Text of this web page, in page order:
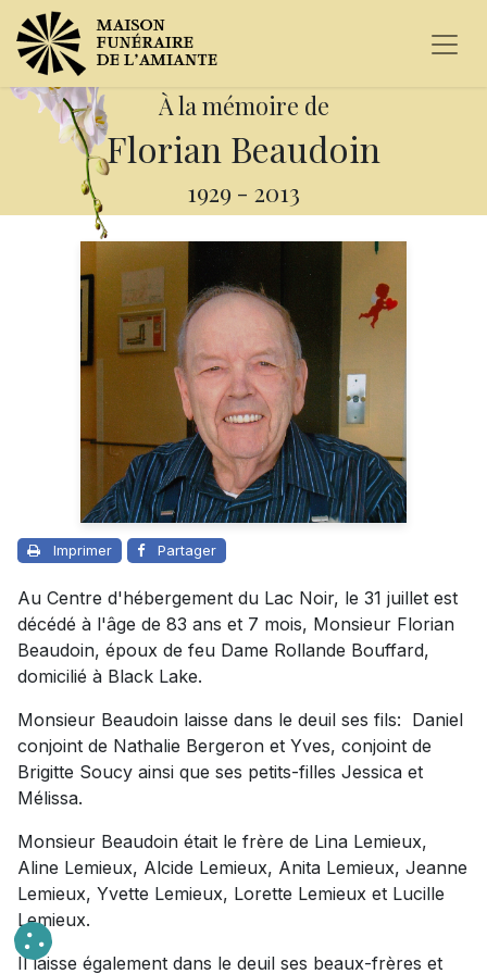
À la mémoire de
Florian Beaudoin
1929 - 2013
Imprimer Partager
Au Centre d'hébergement du Lac Noir, le 31 juillet est
décédé à l'âge de 83 ans et 7 mois, Monsieur Florian
Beaudoin, époux de feu Dame Rollande Bouffard,
domicilié à Black Lake.
Monsieur Beaudoin laisse dans le deuil ses fils: Daniel
conjoint de Nathalie Bergeron et Yves, conjoint de
Brigitte Soucy ainsi que ses petits-filles Jessica et
Mélissa.
Monsieur Beaudoin était le frère de Lina Lemieux,
Aline Lemieux, Alcide Lemieux, Anita Lemieux, Jeanne
Lemieux, Yvette Lemieux, Lorette Lemieux et Lucille
Lemieux.
Il laisse également dans le deuil ses beaux-frères et